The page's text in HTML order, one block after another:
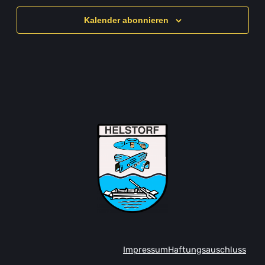
Kalender abonnieren
ImpressumHaftungsauschluss